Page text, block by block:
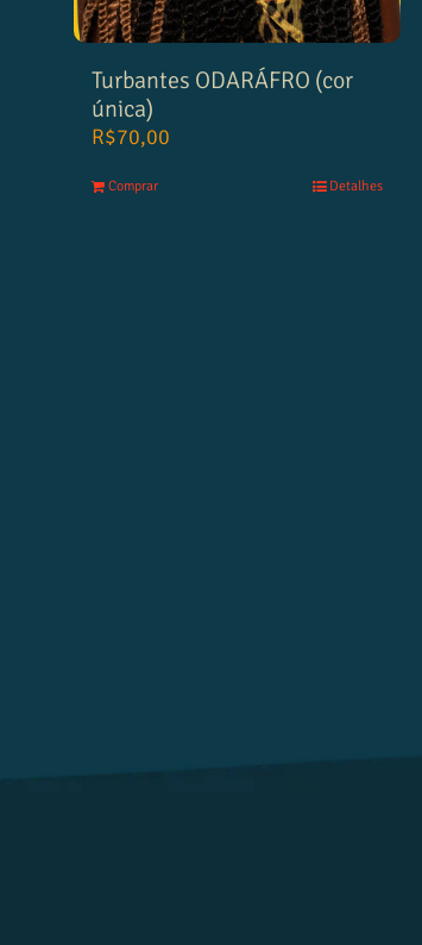
Turbantes ODARÁFRO (cor
única)
R$70,00
Comprar Detalhes